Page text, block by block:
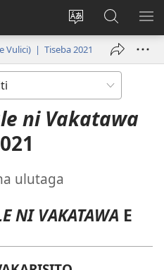
Veisautaka
na
Dolava
(opens
new
Vaqara
ena
JW.ORG
Vulici) | Tiseba 2021
ni Vakatawa
ulutaga
NI VAKATAWA E